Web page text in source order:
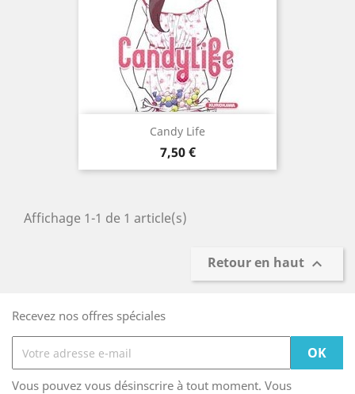
Candy Life
Prix
7,50 €
Affichage 1-1 de 1 article(s)
Retour en haut 
Recevez nos offres spéciales
Vous pouvez vous désinscrire à tout moment. Vous